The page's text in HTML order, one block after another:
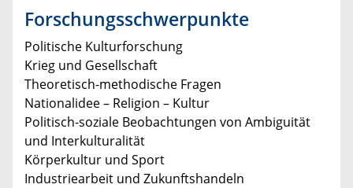
Forschungsschwerpunkte
Politische Kulturforschung
Krieg und Gesellschaft
Theoretisch-methodische Fragen
Nationalidee – Religion – Kultur
Politisch-soziale Beobachtungen von Ambiguität
und Interkulturalität
Körperkultur und Sport
Industriearbeit und Zukunftshandeln